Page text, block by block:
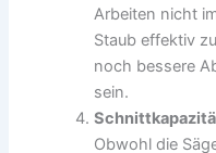
Arbeiten nicht
Staub effektiv
noch bessere
sein.
Obwohl die